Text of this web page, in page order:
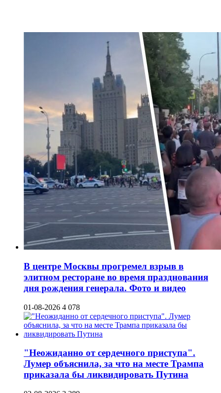
В центре Москвы прогремел взрыв в
элитном ресторане во время празднования
дня рождения генерала. Фото и видео
01-08-2026 4 078
"Неожиданно от сердечного приступа".
Лумер объяснила, за что на месте Трампа
приказала бы ликвидировать Путина